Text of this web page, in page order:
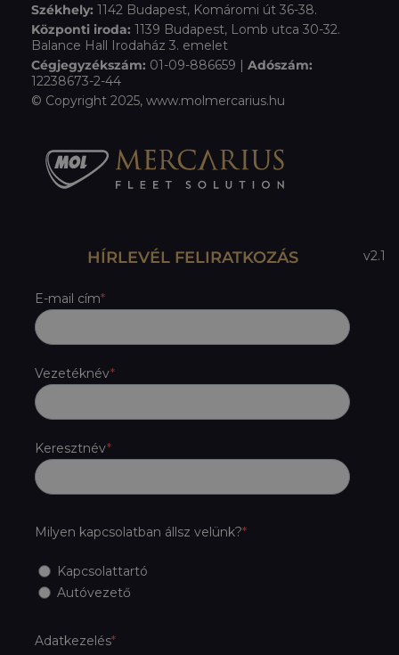
Székhely: 1142 Budapest, Komáromi út 36-38.
Központi iroda: 1139 Budapest, Lomb utca 30-32.
Balance Hall Irodaház 3. emelet
Cégjegyzékszám: 01-09-886659 | Adószám:
12238673-2-44
© Copyright 2025, www.molmercarius.hu
v2.1
HÍRLEVÉL FELIRATKOZÁS
E-mail cím
Vezetéknév
Keresztnév
Milyen kapcsolatban állsz velünk?
Kapcsolattartó
Autóvezető
Adatkezelés